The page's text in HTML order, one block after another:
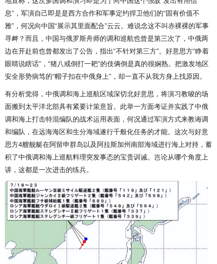
息”，军演自己即是是西方合作和军事定约捍卫他们的“固有价值不
雅”，何况向中国“展示其里面配合”云云。难说念这不叫赤裸裸的军事
寻衅？而且，中国与俄罗斯舟师的调和巡航也曾是第三次了，中俄两
边在开赴前也曾都发出了公告，指出“不针对第三方”。好意思方“睁着
眼睛说瞎话”，“猪八戒倒打一耙”的伎俩倒是真的很娴熟。把激发地区
安全形势病笃的“帽子扣在中俄身上”，却一直不从我方身上找原因。
有分析觉得，中俄调和海上巡航区域深切北好意思，将演习教唆的场
面搬到太平洋北部具有紧要计策意旨。此举一方面考证并实践了中俄
调和海上打击特混编队的战术运用表面，何况通过军演方式来教诲调
和编队，在远海海区和生分海域遂行千般化任务的才能。这次与好意
思方4艘舰艇在阿留申群岛以及阿拉斯加州南部海域进行海上对持，蓄
积了中俄调和海上巡航料理突发事态的宝贵训诫。岂论从哪个角度上
讲，这都是一次进击的练兵。